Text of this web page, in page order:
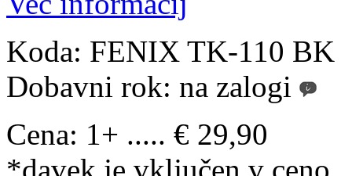
Koda: FENIX TK-110 BK
Dobavni rok: na zalogi
Cena: 1+ ..... € 29,90
*davek je vključen v ceno